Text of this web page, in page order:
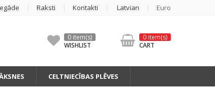
Raksti Kontakti Latvian Euro
0 item(s)
WISHLIST
0 item(s)
CART
CELTNIECĪBAS PLĒVES